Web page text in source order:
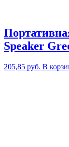
Speaker
205,85 руб. В